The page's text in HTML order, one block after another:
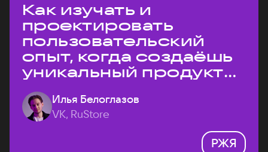
Как изучать и
проектировать
пользовательский
опыт, когда создаёшь
уникальный продукт
на рынке?
Илья Белоглазов
VK, RuStore
РЖЯ